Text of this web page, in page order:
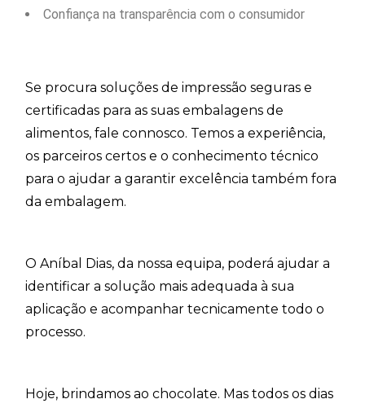
Confiança na transparência com o consumidor
Se procura soluções de impressão seguras e
certificadas para as suas embalagens de
alimentos, fale connosco. Temos a experiência,
os parceiros certos e o conhecimento técnico
para o ajudar a garantir excelência também fora
da embalagem.
O Aníbal Dias, da nossa equipa, poderá ajudar a
identificar a solução mais adequada à sua
aplicação e acompanhar tecnicamente todo o
processo.
Hoje, brindamos ao chocolate. Mas todos os dias